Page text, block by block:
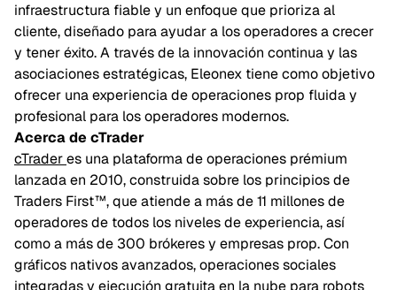
infraestructura fiable y un enfoque que prioriza al
cliente, diseñado para ayudar a los operadores a crecer
y tener éxito. A través de la innovación continua y las
asociaciones estratégicas, Eleonex tiene como objetivo
ofrecer una experiencia de operaciones prop fluida y
profesional para los operadores modernos.
Acerca de cTrader
cTraderes una plataforma de operaciones prémium
lanzada en 2010, construida sobre los principios de
Traders First™, que atiende a más de 11 millones de
operadores de todos los niveles de experiencia, así
como a más de 300 brókeres y empresas prop. Con
gráficos nativos avanzados, operaciones sociales
integradas y ejecución gratuita en la nube para robots